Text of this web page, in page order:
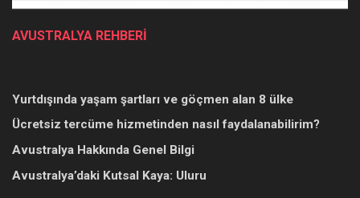
AVUSTRALYA REHBERİ
Yurtdışında yaşam şartları ve göçmen alan 8 ülke
Ücretsiz tercüme hizmetinden nasıl faydalanabilirim?
Avustralya Hakkında Genel Bilgi
Avustralya’daki Kutsal Kaya: Uluru